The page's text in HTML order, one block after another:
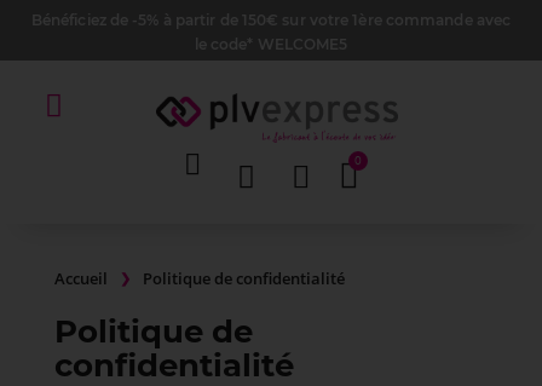
Bénéficiez de -5% à partir de 150€ sur votre 1ère commande avec
le code* WELCOME5
Accueil Politique de confidentialité
Politique de
confidentialité